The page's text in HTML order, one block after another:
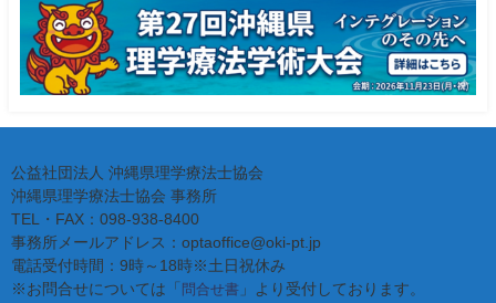
公益社団法人 沖縄県理学療法士協会
沖縄県理学療法士協会 事務所
TEL・FAX：098-938-8400
事務所メールアドレス：optaoffice@oki-pt.jp
電話受付時間：9時～18時※土日祝休み
※お問合せについては「 問合せ書 」より受付しております。